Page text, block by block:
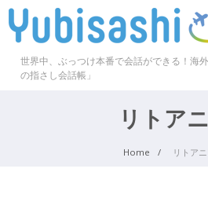
世界中、ぶっつけ本番で会話ができる！海
の指さし会話帳」
リトア
Home リトア